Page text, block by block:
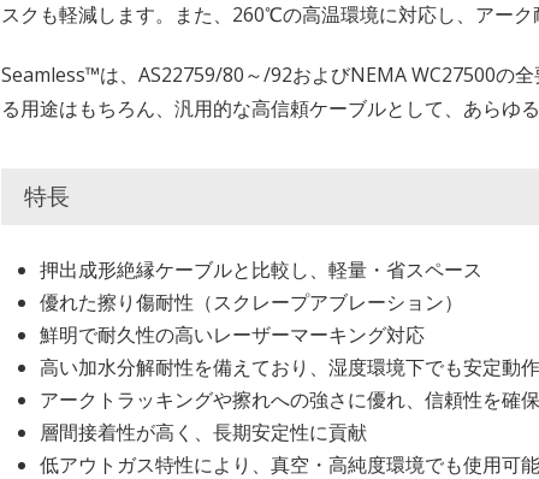
スクも軽減します。また、260℃の高温環境に対応し、アーク
Seamless™は、AS22759/80～/92およびNEMA WC27500の
る用途はもちろん、汎用的な高信頼ケーブルとして、あらゆ
特長
押出成形絶縁ケーブルと比較し、軽量・省スペース
優れた擦り傷耐性（スクレープアブレーション）
鮮明で耐久性の高いレーザーマーキング対応
高い加水分解耐性を備えており、湿度環境下でも安定動作
アークトラッキングや擦れへの強さに優れ、信頼性を確保
層間接着性が高く、長期安定性に貢献
低アウトガス特性により、真空・高純度環境でも使用可能